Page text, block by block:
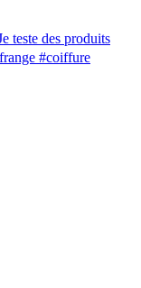
teste des produits
#coiffure